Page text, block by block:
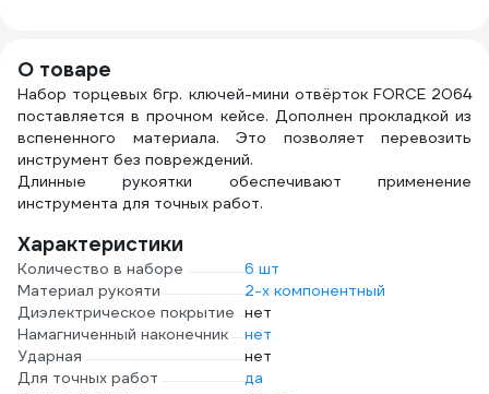
О товаре
Набор торцевых 6гр. ключей-мини отвёрток FORCE 2064
поставляется в прочном кейсе. Дополнен прокладкой из
вспененного материала. Это позволяет перевозить
инструмент без повреждений.
Длинные рукоятки обеспечивают применение
инструмента для точных работ.
Характеристики
Количество в наборе
6 шт
Материал рукояти
2-х компонентный
Диэлектрическое покрытие нет
Намагниченный наконечник
нет
Ударная
нет
Для точных работ
да